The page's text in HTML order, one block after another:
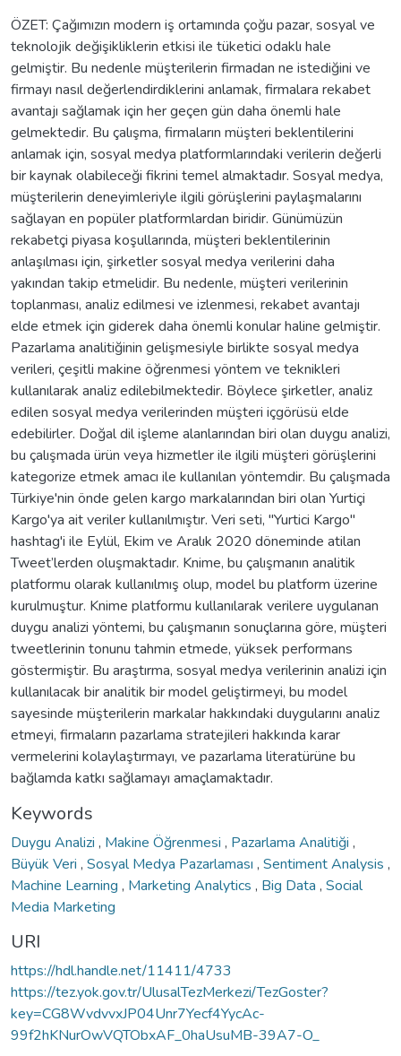
ÖZET: Çağımızın modern iş ortamında çoğu pazar, sosyal ve
teknolojik değişikliklerin etkisi ile tüketici odaklı hale
gelmiştir. Bu nedenle müşterilerin firmadan ne istediğini ve
firmayı nasıl değerlendirdiklerini anlamak, firmalara rekabet
avantajı sağlamak için her geçen gün daha önemli hale
gelmektedir. Bu çalışma, firmaların müşteri beklentilerini
anlamak için, sosyal medya platformlarındaki verilerin değerli
bir kaynak olabileceği fikrini temel almaktadır. Sosyal medya,
müşterilerin deneyimleriyle ilgili görüşlerini paylaşmalarını
sağlayan en popüler platformlardan biridir. Günümüzün
rekabetçi piyasa koşullarında, müşteri beklentilerinin
anlaşılması için, şirketler sosyal medya verilerini daha
yakından takip etmelidir. Bu nedenle, müşteri verilerinin
toplanması, analiz edilmesi ve izlenmesi, rekabet avantajı
elde etmek için giderek daha önemli konular haline gelmiştir.
Pazarlama analitiğinin gelişmesiyle birlikte sosyal medya
verileri, çeşitli makine öğrenmesi yöntem ve teknikleri
kullanılarak analiz edilebilmektedir. Böylece şirketler, analiz
edilen sosyal medya verilerinden müşteri içgörüsü elde
edebilirler. Doğal dil işleme alanlarından biri olan duygu analizi,
bu çalışmada ürün veya hizmetler ile ilgili müşteri görüşlerini
kategorize etmek amacı ile kullanılan yöntemdir. Bu çalışmada
Türkiye'nin önde gelen kargo markalarından biri olan Yurtiçi
Kargo'ya ait veriler kullanılmıştır. Veri seti, "Yurtici Kargo"
hashtag'i ile Eylül, Ekim ve Aralık 2020 döneminde atilan
Tweet’lerden oluşmaktadır. Knime, bu çalışmanın analitik
platformu olarak kullanılmış olup, model bu platform üzerine
kurulmuştur. Knime platformu kullanılarak verilere uygulanan
duygu analizi yöntemi, bu çalışmanın sonuçlarına göre, müşteri
tweetlerinin tonunu tahmin etmede, yüksek performans
göstermiştir. Bu araştırma, sosyal medya verilerinin analizi için
kullanılacak bir analitik bir model geliştirmeyi, bu model
sayesinde müşterilerin markalar hakkındaki duygularını analiz
etmeyi, firmaların pazarlama stratejileri hakkında karar
vermelerini kolaylaştırmayı, ve pazarlama literatürüne bu
bağlamda katkı sağlamayı amaçlamaktadır.
Keywords
Duygu Analizi , Makine Öğrenmesi , Pazarlama Analitiği ,
Büyük Veri , Sosyal Medya Pazarlaması , Sentiment Analysis ,
Machine Learning , Marketing Analytics , Big Data , Social
Media Marketing
URI
https://hdl.handle.net/11411/4733
https://tez.yok.gov.tr/UlusalTezMerkezi/TezGoster?
key=CG8WvdvvxJP04Unr7Yecf4YycAc-
99f2hKNurOwVQTObxAF_0haUsuMB-39A7-O_